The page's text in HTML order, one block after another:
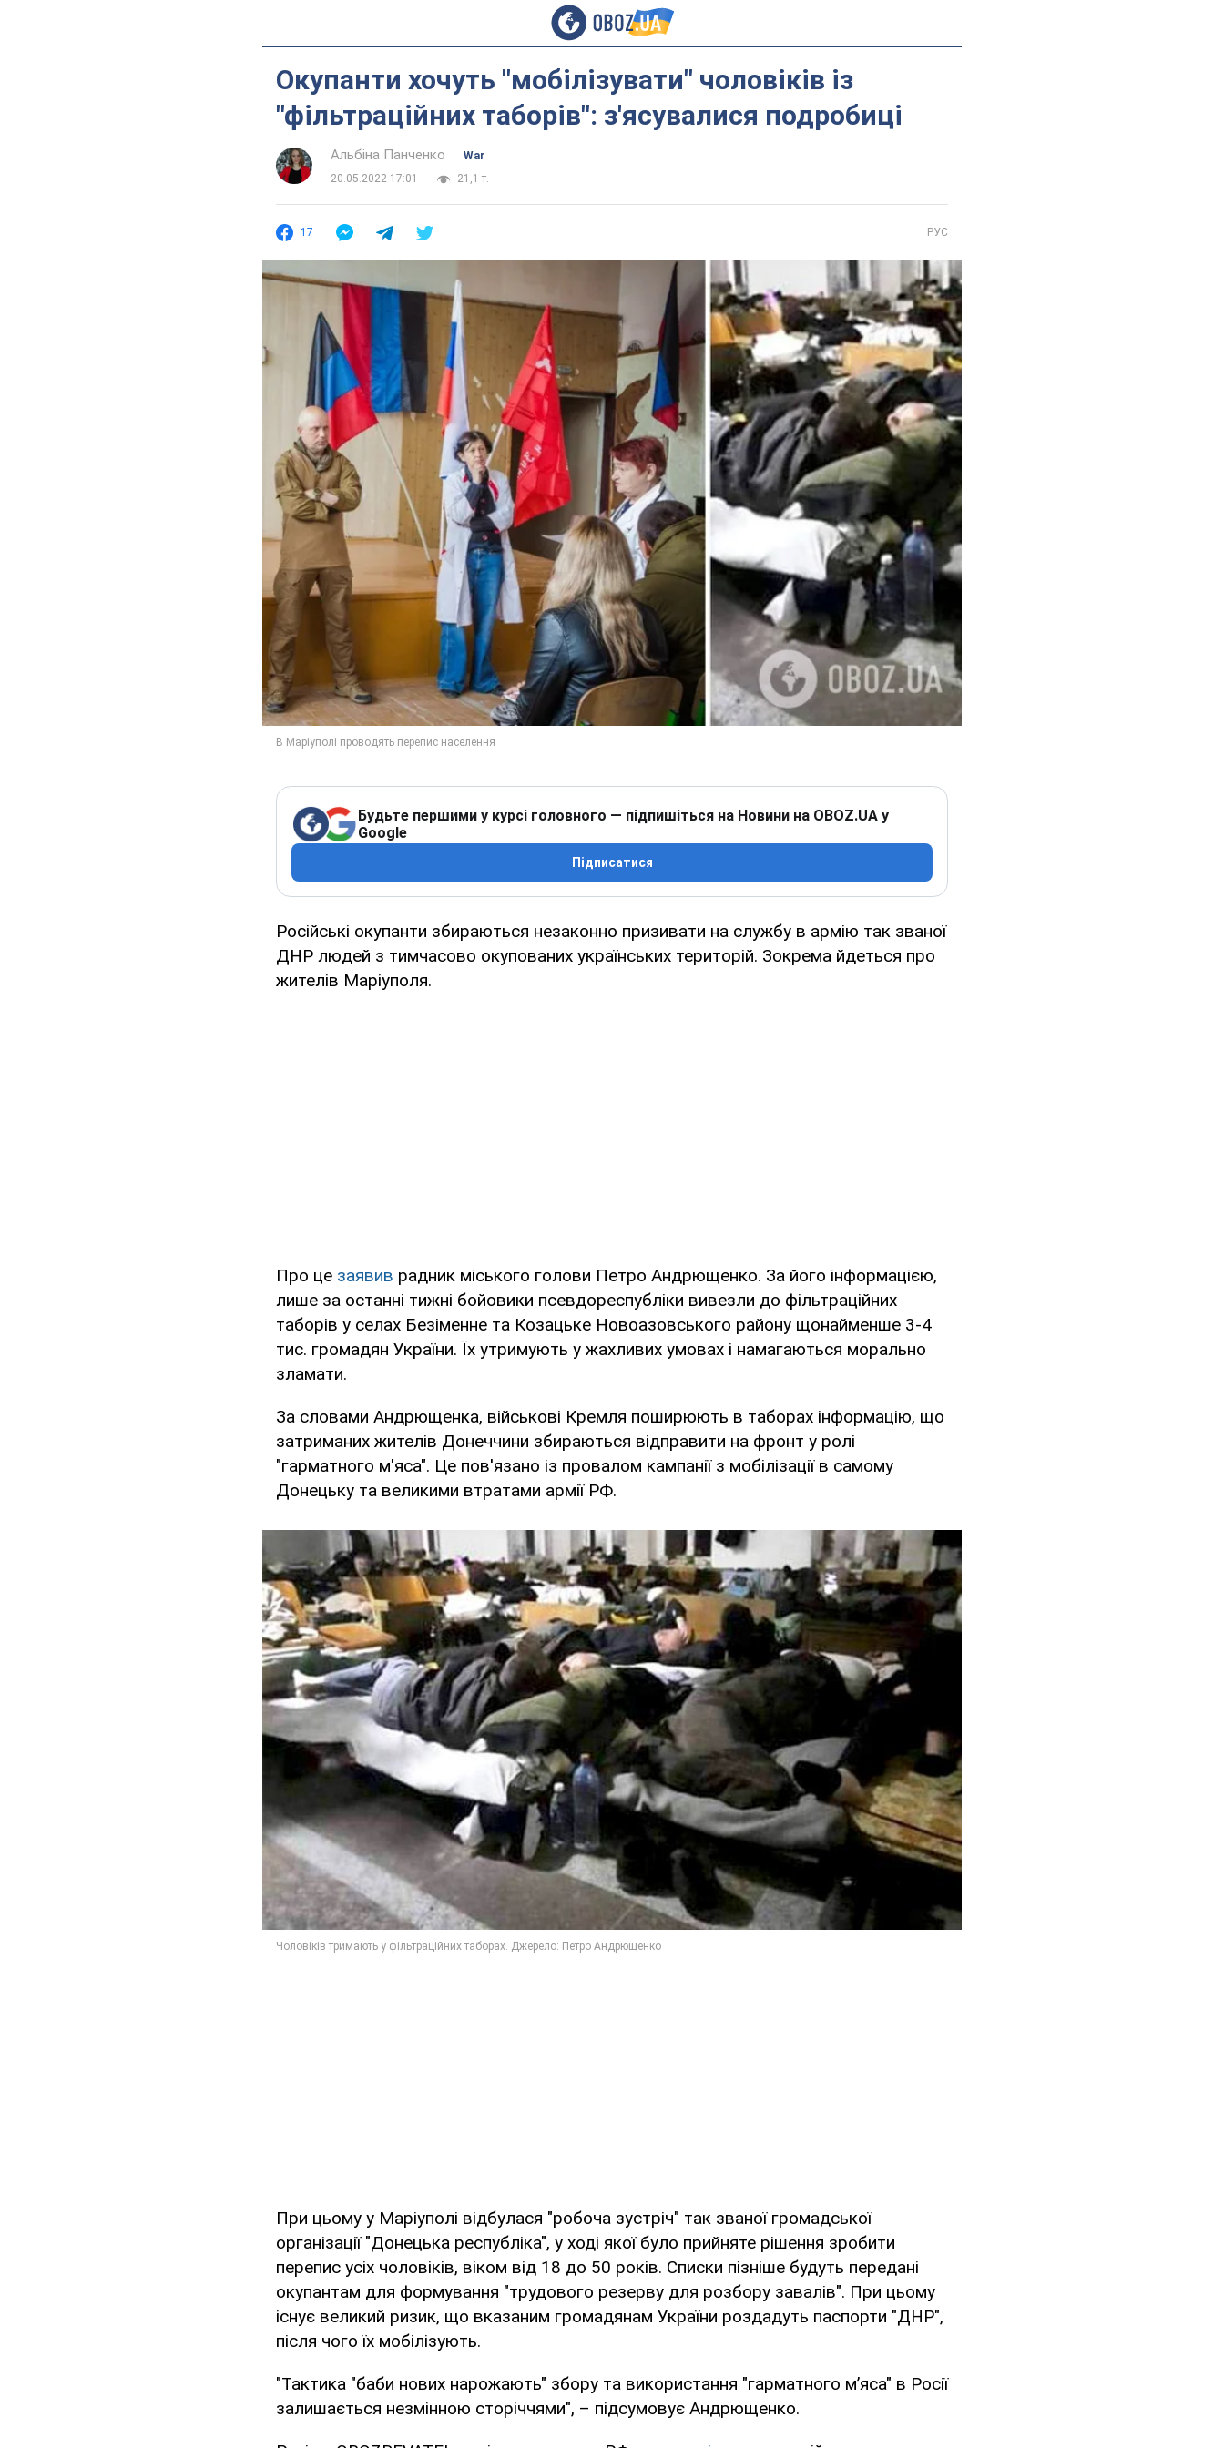
Окупанти хочуть "мобілізувати" чоловіків із
"фільтраційних таборів": з'ясувалися подробиці
Альбіна Панченко
War
20.05.2022 17:01
21,1 т.
17 РУС
Будьте першими у курсі головного — підпишіться на Новини на OBOZ.UA у
Google
Підписатися
Російські окупанти збираються незаконно призивати на службу в армію так званої
ДНР людей з тимчасово окупованих українських територій. Зокрема йдеться про
жителів Маріуполя.
Про це заявив радник міського голови Петро Андрющенко. За його інформацією,
лише за останні тижні бойовики псевдореспубліки вивезли до фільтраційних
таборів у селах Безіменне та Козацьке Новоазовського району щонайменше 3-4
тис. громадян України. Їх утримують у жахливих умовах і намагаються морально
зламати.
За словами Андрющенка, військові Кремля поширюють в таборах інформацію, що
затриманих жителів Донеччини збираються відправити на фронт у ролі
"гарматного м'яса". Це пов'язано із провалом кампанії з мобілізації в самому
Донецьку та великими втратами армії РФ.
При цьому у Маріуполі відбулася "робоча зустріч" так званої громадської
організації "Донецька республіка", у ході якої було прийняте рішення зробити
перепис усіх чоловіків, віком від 18 до 50 років. Списки пізніше будуть передані
окупантам для формування "трудового резерву для розбору завалів". При цьому
існує великий ризик, що вказаним громадянам України роздадуть паспорти "ДНР",
після чого їх мобілізують.
"Тактика "баби нових нарожають" збору та використання "гарматного м’яса" в Росії
залишається незмінною сторіччями", – підсумовує Андрющенко.